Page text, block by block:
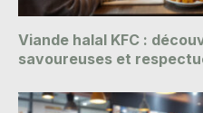
Viande halal KFC :
savoureuses et